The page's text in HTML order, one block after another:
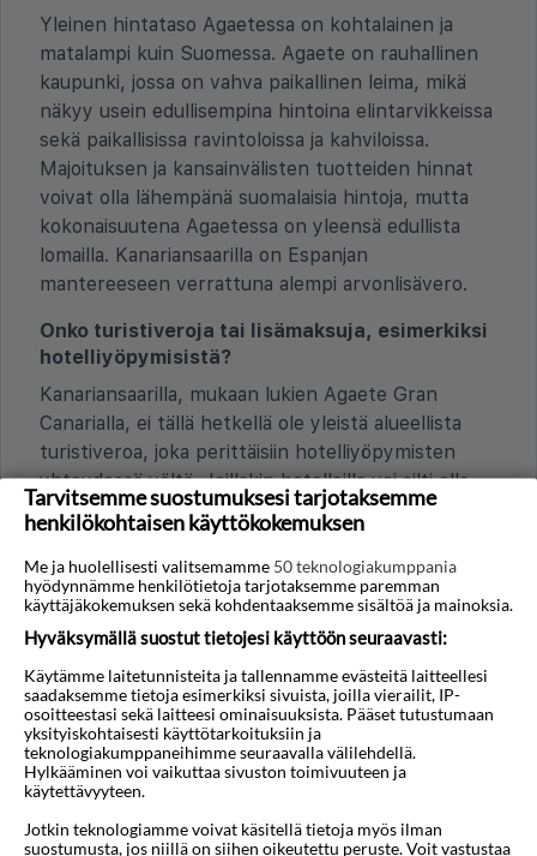
Yleinen hintataso Agaetessa on kohtalainen ja
matalampi kuin Suomessa. Agaete on rauhallinen
kaupunki, jossa on vahva paikallinen leima, mikä
näkyy usein edullisempina hintoina elintarvikkeissa
sekä paikallisissa ravintoloissa ja kahviloissa.
Majoituksen ja kansainvälisten tuotteiden hinnat
voivat olla lähempänä suomalaisia hintoja, mutta
kokonaisuutena Agaetessa on yleensä edullista
lomailla. Kanariansaarilla on Espanjan
mantereeseen verrattuna alempi arvonlisävero.
Onko turistiveroja tai lisämaksuja, esimerkiksi
hotelliyöpymisistä?
Kanariansaarilla, mukaan lukien Agaete Gran
Canarialla, ei tällä hetkellä ole yleistä alueellista
turistiveroa, joka perittäisiin hotelliyöpymisten
yhteydessä yöltä. Joillakin hotelleilla voi silti olla
paikallisia palvelumaksuja tai erityisiä
ympäristömaksuja, jotka maksetaan suoraan
hotellille. Varausta tehdessä kannattaa aina
tarkistaa yksityiskohdat.
Mitkä luottokortit ja maksutavat ovat yleisiä?
Kansainväliset luottokortit kuten Visa ja
MasterCard ovat laajasti käytössä Agaetessa ja ne
hyväksytään useimmissa hotelleissa, ravintoloissa
ja suuremmissa liikkeissä. Pieni määrä käteistä
euroa on silti hyvä pitää mukana, koska
pienemmät kahvilat, kalakojut ja taksit voivat
Tarvitsemme suostumuksesi tarjotaksemme
henkilökohtaisen käyttökokemuksen
Me ja huolellisesti valitsemamme 50 teknologiakumppania
hyödynnämme henkilötietoja tarjotaksemme paremman
käyttäjäkokemuksen sekä kohdentaaksemme sisältöä ja mainoksia.
Hyväksymällä suostut tietojesi käyttöön seuraavasti:
Käytämme laitetunnisteita ja tallennamme evästeitä laitteellesi
saadaksemme tietoja esimerkiksi sivuista, joilla vierailit, IP-
osoitteestasi sekä laitteesi ominaisuuksista. Pääset tutustumaan
yksityiskohtaisesti käyttötarkoituksiin ja
teknologiakumppaneihimme seuraavalla välilehdellä.
Hylkääminen voi vaikuttaa sivuston toimivuuteen ja
käytettävyyteen.
Jotkin teknologiamme voivat käsitellä tietoja myös ilman
suostumusta, jos niillä on siihen oikeutettu peruste. Voit vastustaa